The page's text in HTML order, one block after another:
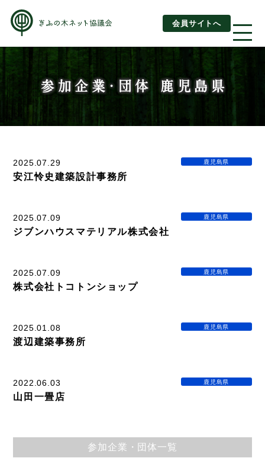
会員サイトへ
About us
ぎふの木ネットとは
ご利用ガイド
運営団体情報
新着情報
ぎふの木ガーデン
ぎふの木ネットの家づくり
補助金・お得情報
参加企業・団体 鹿児島県
2025.07.29 鹿児島県
安江怜史建築設計事務所
2025.07.09 鹿児島県
ジブンハウスマテリアル株式会社
2025.07.09 鹿児島県
株式会社トコトンショップ
2025.01.08 鹿児島県
渡辺建築事務所
2022.06.03 鹿児島県
山田一畳店
参加企業・団体一覧